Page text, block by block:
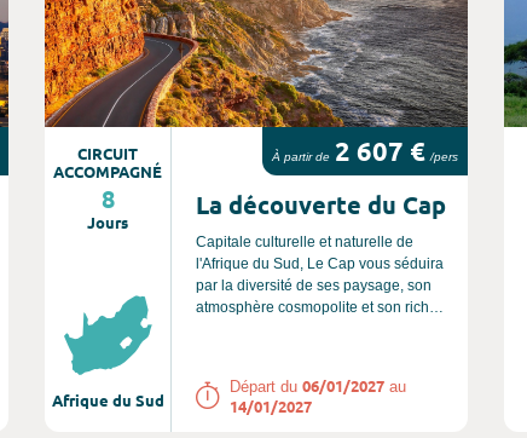
CIRCUIT
ACCOMPAGNÉ
8
Jours
Afrique du Sud
À partir de 2 607 € /pers
La découverte du Cap
Capitale culturelle et naturelle de
l'Afrique du Sud, Le Cap vous séduira
par la diversité de ses paysage, son
atmosphère cosmopolite et son riche
Départ du 06/01/2027 au
14/01/2027